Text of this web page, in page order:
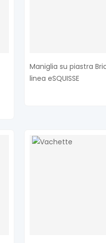
Maniglia su piastra
linea eSQUISSE